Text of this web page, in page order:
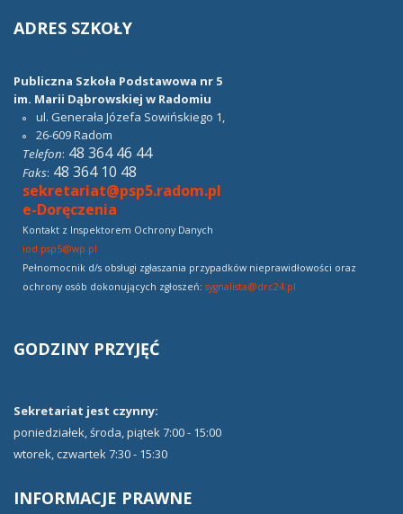
ADRES SZKOŁY
Publiczna Szkoła Podstawowa nr 5
im. Marii Dąbrowskiej w Radomiu
ul. Generała Józefa Sowińskiego 1,
26-609Radom
Telefon: 48 364 46 44
Faks: 48 364 10 48
sekretariat@psp5.radom.pl
e-Doręczenia
Kontakt z Inspektorem Ochrony Danych
iod.psp5@wp.pl
Pełnomocnik d/s obsługi zgłaszania przypadków nieprawidłowości oraz
ochrony osób dokonujących zgłoszeń: sygnalista@drc24.pl
GODZINY PRZYJĘĆ
Sekretariat jest czynny:
poniedziałek, środa, piątek 7:00 - 15:00
wtorek, czwartek 7:30 - 15:30
INFORMACJE PRAWNE